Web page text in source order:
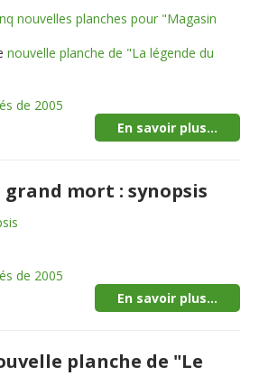
nouvelles planches pour "Magasin
nouvelle planche de "La légende du
de 2005
En savoir plus...
grand mort : synopsis
de 2005
En savoir plus...
planche de "Le